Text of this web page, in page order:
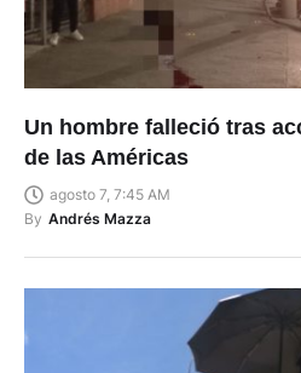
Un hombre falleció tras
de las Américas
agosto 7, 7:45 AM
By Andrés Mazza